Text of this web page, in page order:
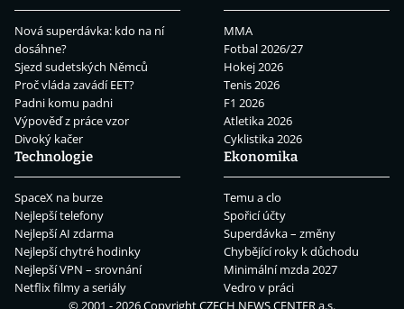
Nová superdávka: kdo na ní
dosáhne?
Sjezd sudetských Němců
Proč vláda zavádí EET?
Padni komu padni
Výpověď z práce vzor
Divoký kačer
MMA
Fotbal 2026/27
Hokej 2026
Tenis 2026
F1 2026
Atletika 2026
Cyklistika 2026
Technologie
SpaceX na burze
Nejlepší telefony
Nejlepší AI zdarma
Nejlepší chytré hodinky
Nejlepší VPN – srovnání
Netflix filmy a seriály
Ekonomika
Temu a clo
Spořicí účty
Superdávka – změny
Chybějící roky k důchodu
Minimální mzda 2027
Vedro v práci
© 2001 - 2026 CopyrightCZECH NEWS CENTER a.s.